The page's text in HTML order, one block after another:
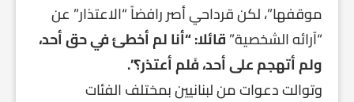
موقفها”، لكن قرداحي أصر رافضاً “الاعتذار” عن
“آرائه الشخصية”قائلا: “أنا لم أخطئ في حق أحد،
ولم أتهجم على أحد، فَلم أعتذر؟”.
وتوالت دعوات من لبنانيين بمختلف الفئات